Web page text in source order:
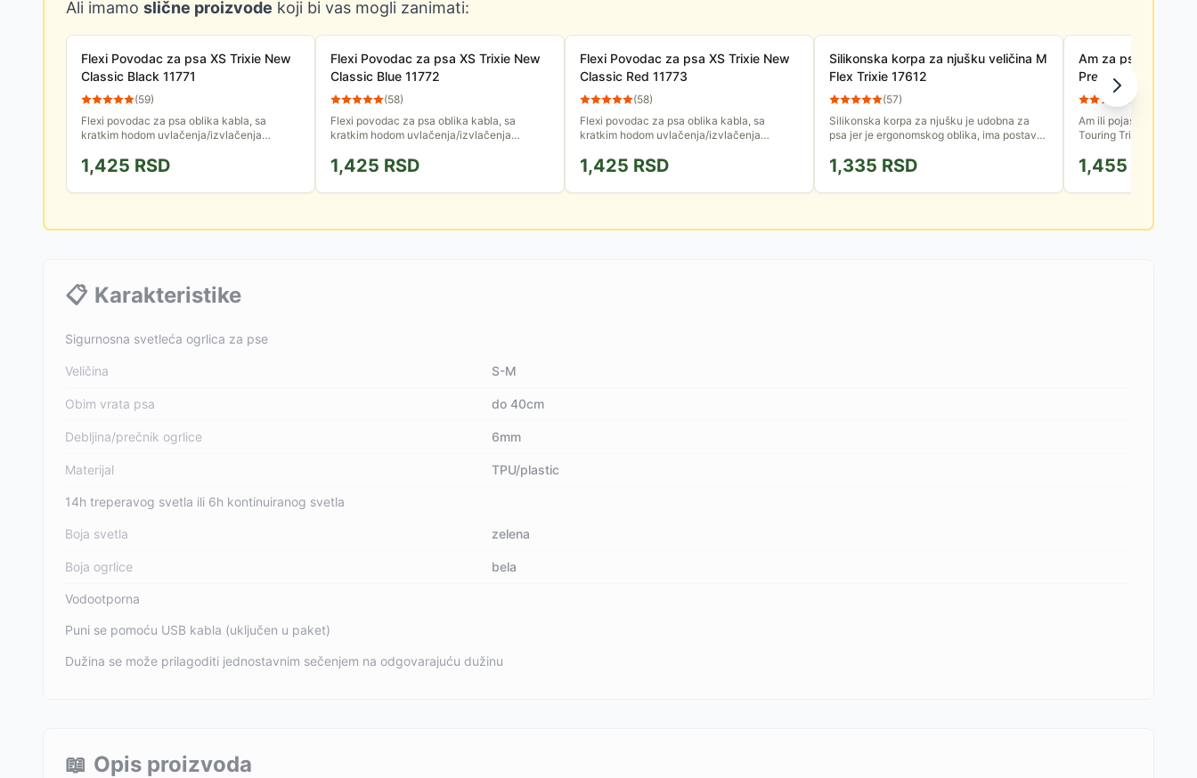
Ali imamo slične proizvode koji bi vas mogli zanimati:
Flexi Povodac za psa XS Trixie New
Classic Black 11771
(59)
Flexi povodac za psa oblika kabla, sa
kratkim hodom uvlačenja/izvlačenja
dužine 3m. Poseduje i dugme za...
1,425 RSD
Flexi Povodac za psa XS Trixie New
Classic Blue 11772
(58)
Flexi povodac za psa oblika kabla, sa
kratkim hodom uvlačenja/izvlačenja
dužine 3m. Poseduje i dugme za...
1,425 RSD
Flexi Povodac za psa XS Trixie New
Classic Red 11773
(58)
Flexi povodac za psa oblika kabla, sa
kratkim hodom uvlačenja/izvlačenja
dužine 3m. Poseduje i dugme za...
1,425 RSD
Silikonska korpa za njušku veličina M
Flex Trixie 17612
(57)
Silikonska korpa za njušku je udobna za
psa jer je ergonomskog oblika, ima postavu,
gutanje poslastica....
1,335 RSD
Am za psa - Pojas
Premium Touring
204017
(
Am ili pojas za šetnju
Touring Trixie, od
mekanoj filc postavi....
1,455
📋 Karakteristike
Sigurnosna svetleća ogrlica za pse
Veličina S-M
Obim vrata psa do 40cm
Debljina/prečnik ogrlice 6mm
Materijal TPU/plastic
14h treperavog svetla ili 6h kontinuiranog svetla
Boja svetla zelena
Boja ogrlice bela
Vodootporna
Puni se pomoću USB kabla (uključen u paket)
Dužina se može prilagoditi jednostavnim sečenjem na odgovarajuću dužinu
📖 Opis proizvoda